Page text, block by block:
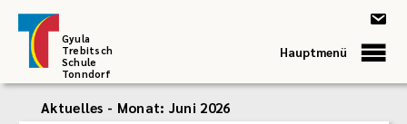
Gyula
Trebitsch
Schule
Tonndorf
Hauptmenü
Aktuelles - Monat: Juni 2026